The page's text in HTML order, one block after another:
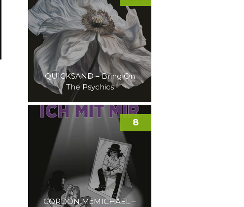
QUICKSAND – Bring On
The Psychics
GORDON McMICHAEL –
8